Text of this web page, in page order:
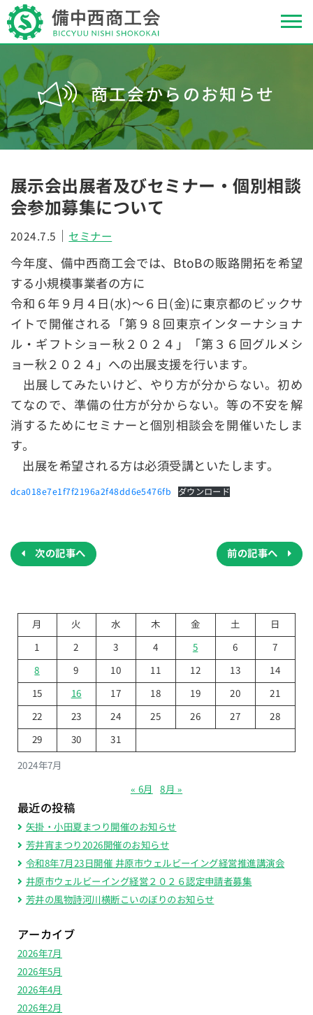
商工会からのお知らせ
展示会出展者及びセミナー・個別相談
会参加募集について
2024.7.5 セミナー
今年度、備中西商工会では、BtoBの販路開拓を希望
する小規模事業者の方に
令和６年９月４日(水)～６日(金)に東京都のビックサ
イトで開催される「第９８回東京インターナショナ
ル・ギフトショー秋２０２４」「第３６回グルメシ
ョー秋２０２４」への出展支援を行います。
出展してみたいけど、やり方が分からない。初め
てなので、準備の仕方が分からない。等の不安を解
消するためにセミナーと個別相談会を開催いたしま
す。
出展を希望される方は必須受講といたします。
dca018e7e1f7f2196a2f48dd6e5476fb ダウンロード
ナ
ビ
ン
前の記事へ
次の記事へ
2024年7月
月 火 水 木 金 土
日
1
2 3 4 5 6
7
8
9 10 11 12 13
14
15
16 17 18 19 20
21
22
23 24 25 26 27
28
29
30 31
« 6月 8月 »
最近の投稿
矢掛・小田夏まつり開催のお知らせ
芳井宵まつり2026開催のお知らせ
令和8年7月23日開催 井原市ウェルビーイング経営推進講演会
井原市ウェルビーイング経営２０２６認定申請者募集
芳井の風物詩河川横断こいのぼりのお知らせ
アーカイブ
2026年7月
2026年5月
2026年4月
2026年2月